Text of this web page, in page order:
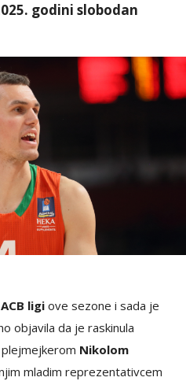
godini slobodan
ACB ligi ove sezone i sada je
objavila da je raskinula
Nikolom
mladim reprezentativcem